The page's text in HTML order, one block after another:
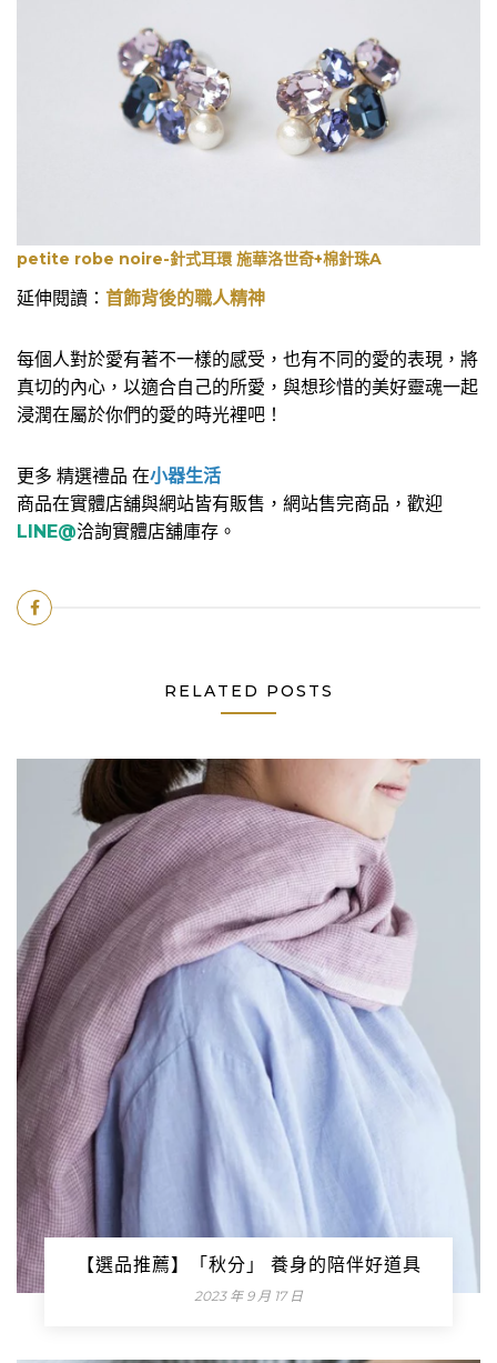
petite robe noire-針式耳環 施華洛世奇+棉針珠A
延伸閱讀： 首飾背後的職人精神
每個人對於愛有著不一樣的感受，也有不同的愛的表現，將
真切的內心，以適合自己的所愛，與想珍惜的美好靈魂一起
浸潤在屬於你們的愛的時光裡吧！
更多 精選禮品 在小器生活
商品在實體店舖與網站皆有販售，網站售完商品，歡迎
LINE@洽詢實體店舖庫存。
RELATED POSTS
【選品推薦】「秋分」 養身的陪伴好道具
2023 年 9 月 17 日